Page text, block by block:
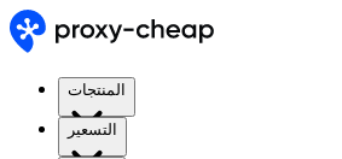
المنتجات
التسعير